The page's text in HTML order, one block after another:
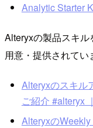
Analytic Starter
Alteryxの製品スキ
用意・提供されてい
Alteryxのスキル
ご紹介 #alteryx
Alteryxの